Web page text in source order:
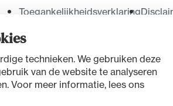
technieken. We gebruiken deze
van de website te analyseren
Voor meer informatie, lees ons
Toegankelijkheidsverklaring